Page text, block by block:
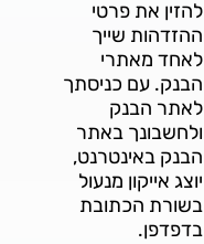
להזין את פרטי
ההזדהות שייך
לאחד מאתרי
הבנק. עם כניסתך
לאתר הבנק
ולחשבונך באתר
הבנק באינטרנט,
יוצג אייקון מנעול
בשורת הכתובת
בדפדפן.